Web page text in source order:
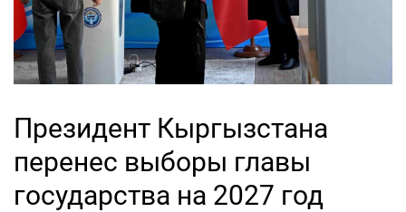
Президент Кыргызстана
перенес выборы главы
государства на 2027 год